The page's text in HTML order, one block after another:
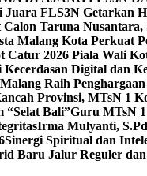
FLS3N Getarkan
Taruna Nusantara,
Malang Kota Perkuat
2026 Piala Wali
Digital dan
Raih
Provinsi, MTsN 1
“Selat Bali”Guru MTsN
Irma Mulyanti,
Sinergi Spiritual dan
Baru Jalur Reguler